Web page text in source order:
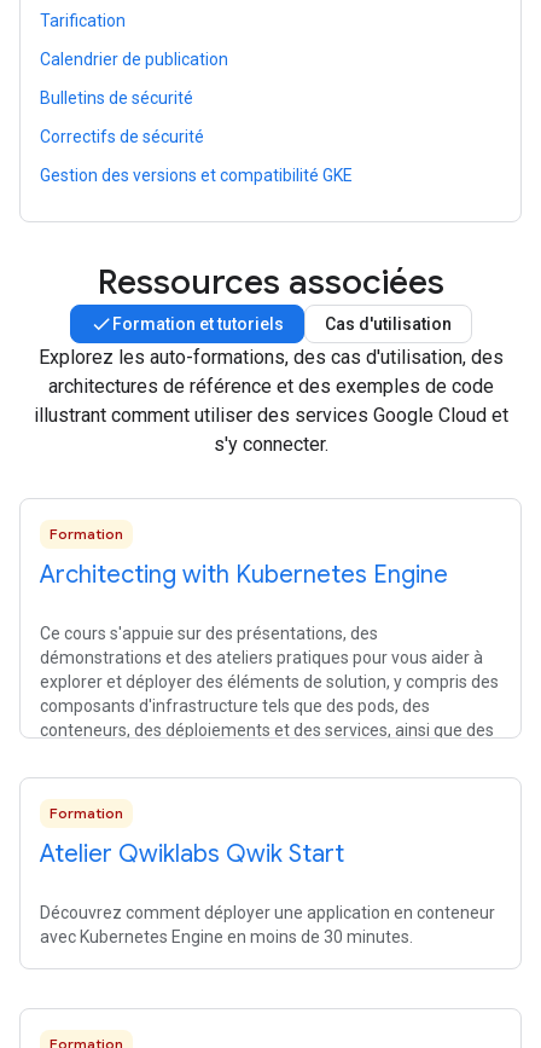
Tarification
Calendrier de publication
Bulletins de sécurité
Correctifs de sécurité
Gestion des versions et compatibilité GKE
Ressources associées
Formation et tutoriels Cas d'utilisation
Explorez les auto-formations, des cas d'utilisation, des
architectures de référence et des exemples de code
illustrant comment utiliser des services Google Cloud et
s'y connecter.
Formation
Architecting with Kubernetes Engine
Ce cours s'appuie sur des présentations, des
démonstrations et des ateliers pratiques pour vous aider à
explorer et déployer des éléments de solution, y compris des
composants d'infrastructure tels que des pods, des
conteneurs, des déploiements et des services, ainsi que des
Formation
Atelier Qwiklabs Qwik Start
Découvrez comment déployer une application en conteneur
avec Kubernetes Engine en moins de 30 minutes.
Formation